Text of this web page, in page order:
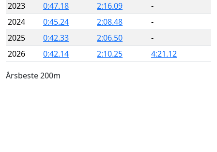
2023
0:47.18 2:16.09
-
2024
0:45.24 2:08.48
-
2025
0:42.33 2:06.50
-
2026
0:42.14 2:10.25 4:21.12
Årsbeste 200m